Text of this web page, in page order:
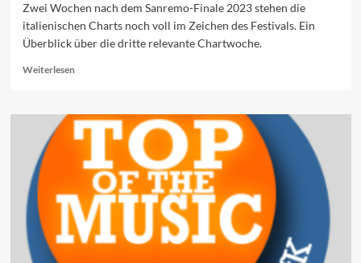
Zwei Wochen nach dem Sanremo-Finale 2023 stehen die
italienischen Charts noch voll im Zeichen des Festivals. Ein
Überblick über die dritte relevante Chartwoche.
WeiterlesenRead
Sanremo-
Beiträge
in
den
Charts
(Woche
3)